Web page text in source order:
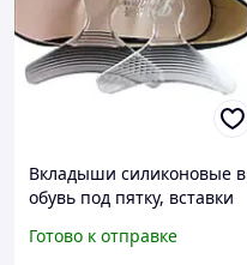
Вкладыши силиконовые в
обувь под пятку, вставки
мозолей 2 шт,
Готово к отправке